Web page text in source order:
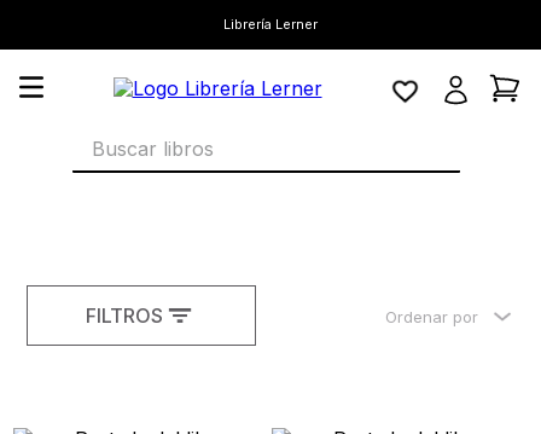
Librería Lerner
Buscar libros
FILTROS Ordenar por